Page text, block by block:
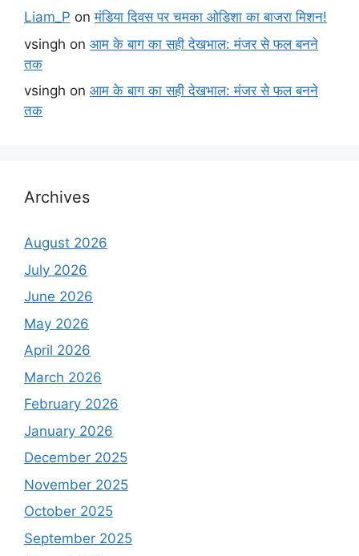
Liam_P onमंडिया दिवस पर चमका ओडिशा का बाजरा मिशन!
vsingh on आम के बाग का सही देखभाल: मंजर से फल बनने
तक
vsingh on आम के बाग का सही देखभाल: मंजर से फल बनने
तक
Archives
August 2026
July 2026
June 2026
May 2026
April 2026
March 2026
February 2026
January 2026
December 2025
November 2025
October 2025
September 2025